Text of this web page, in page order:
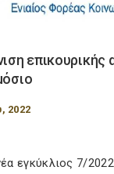
επικουρικής
2022
εγκύκλιος 7/